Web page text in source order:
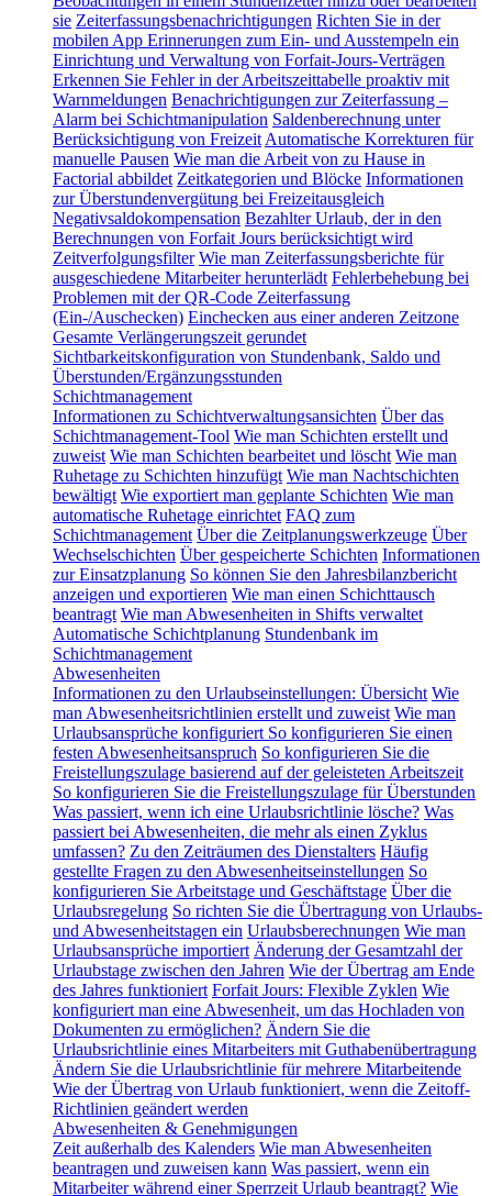
sie Zeiterfassungsbenachrichtigungen Richten Sie in der
mobilen App Erinnerungen zum Ein- und Ausstempeln ein
Einrichtung und Verwaltung von Forfait-Jours-Verträgen
Erkennen Sie Fehler in der Arbeitszeittabelle proaktiv mit
Warnmeldungen Benachrichtigungen zur Zeiterfassung –
Alarm bei Schichtmanipulation Saldenberechnung unter
Berücksichtigung von Freizeit Automatische Korrekturen für
manuelle Pausen Wie man die Arbeit von zu Hause in
Factorial abbildet Zeitkategorien und Blöcke Informationen
zur Überstundenvergütung bei Freizeitausgleich
Negativsaldokompensation Bezahlter Urlaub, der in den
Berechnungen von Forfait Jours berücksichtigt wird
Zeitverfolgungsfilter Wie man Zeiterfassungsberichte für
ausgeschiedene Mitarbeiter herunterlädt Fehlerbehebung bei
Problemen mit der QR-Code Zeiterfassung
(Ein-/Auschecken) Einchecken aus einer anderen Zeitzone
Gesamte Verlängerungszeit gerundet
Sichtbarkeitskonfiguration von Stundenbank, Saldo und
Überstunden/Ergänzungsstunden
Schichtmanagement
Informationen zu Schichtverwaltungsansichten Über das
Schichtmanagement-Tool Wie man Schichten erstellt und
zuweist Wie man Schichten bearbeitet und löscht Wie man
Ruhetage zu Schichten hinzufügt Wie man Nachtschichten
bewältigt Wie exportiert man geplante Schichten Wie man
automatische Ruhetage einrichtet FAQ zum
Schichtmanagement Über die Zeitplanungswerkzeuge Über
Wechselschichten Über gespeicherte Schichten Informationen
zur Einsatzplanung So können Sie den Jahresbilanzbericht
anzeigen und exportieren Wie man einen Schichttausch
beantragt Wie man Abwesenheiten in Shifts verwaltet
Automatische Schichtplanung Stundenbank im
Schichtmanagement
Abwesenheiten
Informationen zu den Urlaubseinstellungen: Übersicht Wie
man Abwesenheitsrichtlinien erstellt und zuweist Wie man
Urlaubsansprüche konfiguriert So konfigurieren Sie einen
festen Abwesenheitsanspruch So konfigurieren Sie die
Freistellungszulage basierend auf der geleisteten Arbeitszeit
So konfigurieren Sie die Freistellungszulage für Überstunden
Was passiert, wenn ich eine Urlaubsrichtlinie lösche? Was
passiert bei Abwesenheiten, die mehr als einen Zyklus
umfassen? Zu den Zeiträumen des Dienstalters Häufig
gestellte Fragen zu den Abwesenheitseinstellungen So
konfigurieren Sie Arbeitstage und Geschäftstage Über die
Urlaubsregelung So richten Sie die Übertragung von Urlaubs-
und Abwesenheitstagen ein Urlaubsberechnungen Wie man
Urlaubsansprüche importiert Änderung der Gesamtzahl der
Urlaubstage zwischen den Jahren Wie der Übertrag am Ende
des Jahres funktioniert Forfait Jours: Flexible Zyklen Wie
konfiguriert man eine Abwesenheit, um das Hochladen von
Dokumenten zu ermöglichen? Ändern Sie die
Urlaubsrichtlinie eines Mitarbeiters mit Guthabenübertragung
Ändern Sie die Urlaubsrichtlinie für mehrere Mitarbeitende
Wie der Übertrag von Urlaub funktioniert, wenn die Zeitoff-
Richtlinien geändert werden
Abwesenheiten & Genehmigungen
Zeit außerhalb des Kalenders Wie man Abwesenheiten
beantragen und zuweisen kann Was passiert, wenn ein
Mitarbeiter während einer Sperrzeit Urlaub beantragt? Wie